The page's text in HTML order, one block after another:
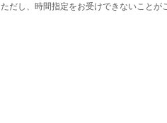
ただし、時間指定をお受けできないことが